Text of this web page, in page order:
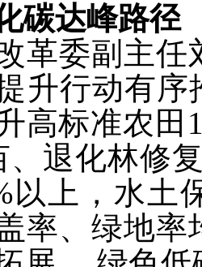
碳达峰路径
革委副主任
升行动有序
高标准农田
、退化林修
以上，水土
率、绿地率